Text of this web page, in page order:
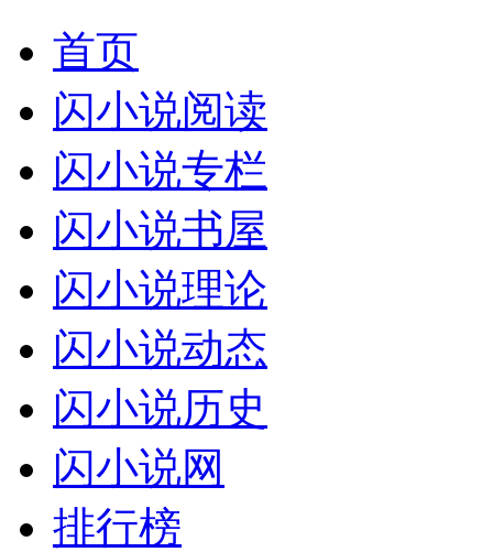
首页
闪小说阅读
闪小说专栏
闪小说书屋
闪小说理论
闪小说动态
闪小说历史
闪小说网
排行榜